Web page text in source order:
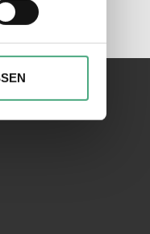
können und
unserer